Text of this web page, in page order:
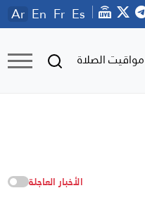
Ar En Fr Es
مواقيت الصلاة
الأخبار العاجلة